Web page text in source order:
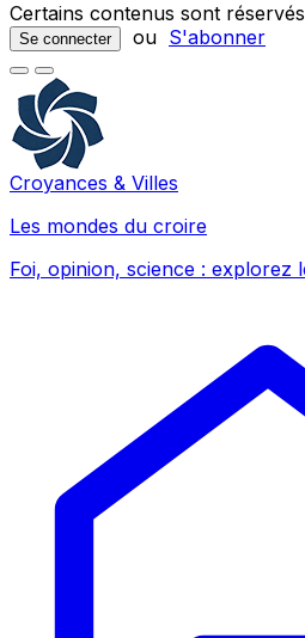
Certains contenus sont
Se connecter ou S'abonner
Croyances & Villes
Les mondes du croire
Foi, opinion, science : explorez